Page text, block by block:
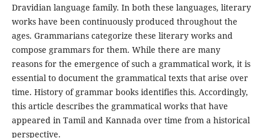
Dravidian language family. In both these languages, literary
works have been continuously produced throughout the
ages. Grammarians categorize these literary works and
compose grammars for them. While there are many
reasons for the emergence of such a grammatical work, it is
essential to document the grammatical texts that arise over
time. History of grammar books identifies this. Accordingly,
this article describes the grammatical works that have
appeared in Tamil and Kannada over time from a historical
perspective.